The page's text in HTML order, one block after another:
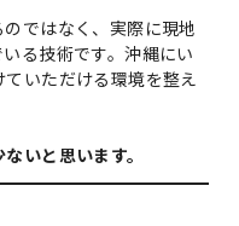
ではなく、実際に現地
る技術です。沖縄にい
いただける環境を整え
いと思います。